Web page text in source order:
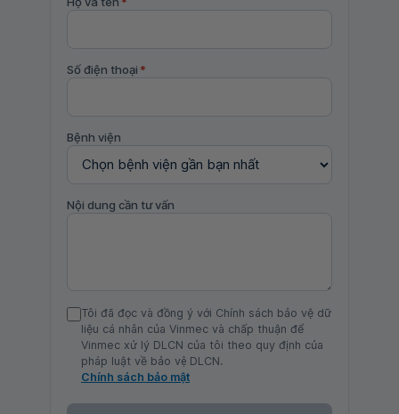
Số điện thoại *
Bệnh viện
Nội dung cần tư vấn
Tôi đã đọc và đồng ý với Chính sách bảo vệ dữ
liệu cá nhân của Vinmec và chấp thuận để
Vinmec xử lý DLCN của tôi theo quy định của
pháp luật về bảo vệ DLCN.
Chính sách bảo mật